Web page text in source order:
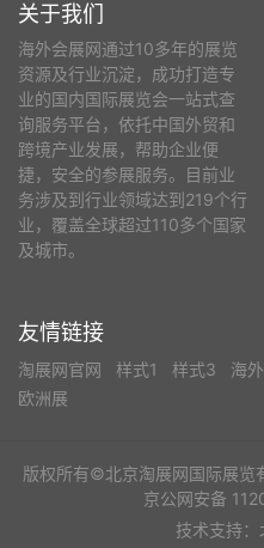
关于我们
海外会展网通过10多年的展览
资源及行业沉淀，成功打造专
业的国内国际展览会一站式查
询服务平台，依托中国外贸和
跨境产业发展，帮助企业便
捷，安全的参展服务。目前业
务涉及到行业领域达到219个行
业，覆盖全球超过110多个国家
及城市。
友情链接
淘展网官网 样式1 样式3 海
欧洲展
版权所有©北京淘展网国际展览
京公网安备
技术支持